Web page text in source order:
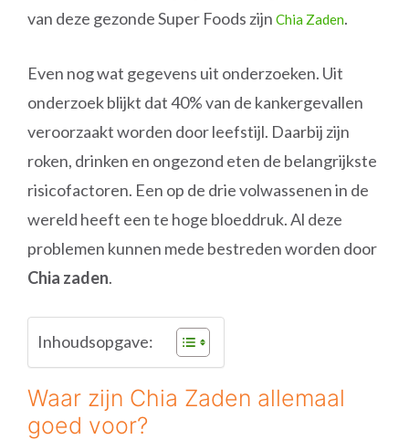
van deze gezonde Super Foods zijn Chia Zaden.
Even nog wat gegevens uit onderzoeken. Uit
onderzoek blijkt dat 40% van de kankergevallen
veroorzaakt worden door leefstijl. Daarbij zijn
roken, drinken en ongezond eten de belangrijkste
risicofactoren. Een op de drie volwassenen in de
wereld heeft een te hoge bloeddruk. Al deze
problemen kunnen mede bestreden worden door
Chia zaden.
Inhoudsopgave:
Waar zijn Chia Zaden allemaal
goed voor?